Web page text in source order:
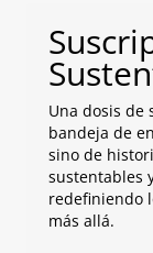
Una dosis
bandeja de
sino de
sustentables
redefiniendo
más allá.